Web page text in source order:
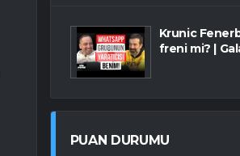
Krunic
freni mi? |
PUAN DURUMU